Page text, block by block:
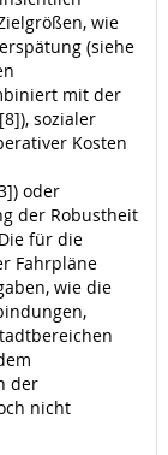
wie
(siehe
mit der
sozialer
Kosten
oder
der Robustheit
für die
Fahrpläne
wie die
der
nicht